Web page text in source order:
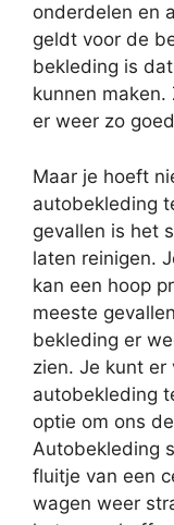
onderdelen en
geldt voor de
bekleding is
kunnen
er weer zo
Maar je hoeft
autobekleding
gevallen is het
laten reinigen.
kan een hoop
meeste
bekleding er
zien. Je kunt er
autobekleding
optie om ons
Autobekleding
fluitje van een
wagen weer